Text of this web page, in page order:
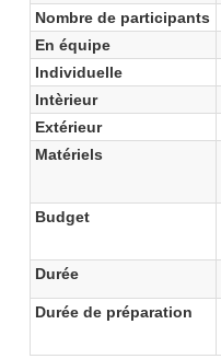
Nombre de participants
En équipe
Individuelle
Intèrieur
Extérieur
Matériels
Budget
Durée
Durée de préparation